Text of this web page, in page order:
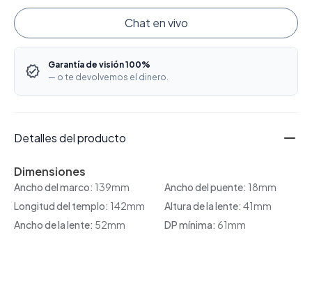
Chat en vivo
Garantía de visión 100%
— o te devolvemos el dinero.
Detalles del producto
Dimensiones
Ancho del marco: 139mm Ancho del puente: 18mm
Longitud del templo: 142mm Altura de la lente: 41mm
Ancho de la lente: 52mm DP mínima: 61mm